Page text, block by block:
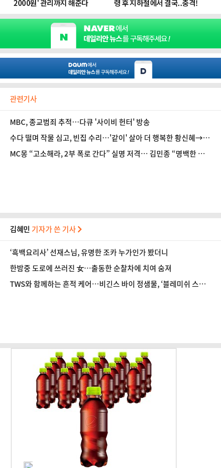
관련기사
MBC, 종교범죄 추적…다큐 '사이비 헌터' 방송
수다 떨며 작물 심고, 빈집 수리…'같이' 살아 더 행복한 황신혜→양
정아 [D:현장]
MC몽 “고소해라, 2부 폭로 간다” 실명 저격… 김민종 “명백한 허
김혜민 기자가 쓴 기사
‘흑백요리사’ 선재스님, 유명한 조카 누가인가 봤더니
한밤중 도로에 쓰러진 女…출동한 순찰차에 치여 숨져
TWS와 함께하는 흔적 케어…비긴스 바이 정샘물, ‘블레미쉬 스트